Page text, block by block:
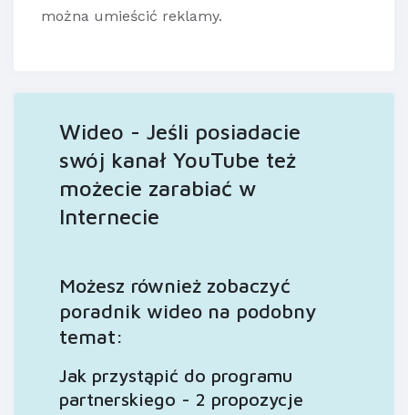
można umieścić reklamy.
Wideo - Jeśli posiadacie
swój kanał YouTube też
możecie zarabiać w
Internecie
Możesz również zobaczyć
poradnik wideo na podobny
temat:
Jak przystąpić do programu
partnerskiego - 2 propozycje